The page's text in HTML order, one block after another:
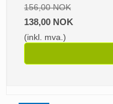
156,00 NOK
138,00 NOK
(inkl. mva.)